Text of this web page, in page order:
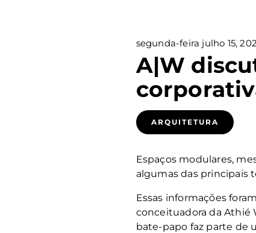
segunda-feira julho 15,
A|W
ARQUITETURA
Espaços modulares,
algumas das principais
Essas informações
conceituadora da Athié
bate-papo faz parte de